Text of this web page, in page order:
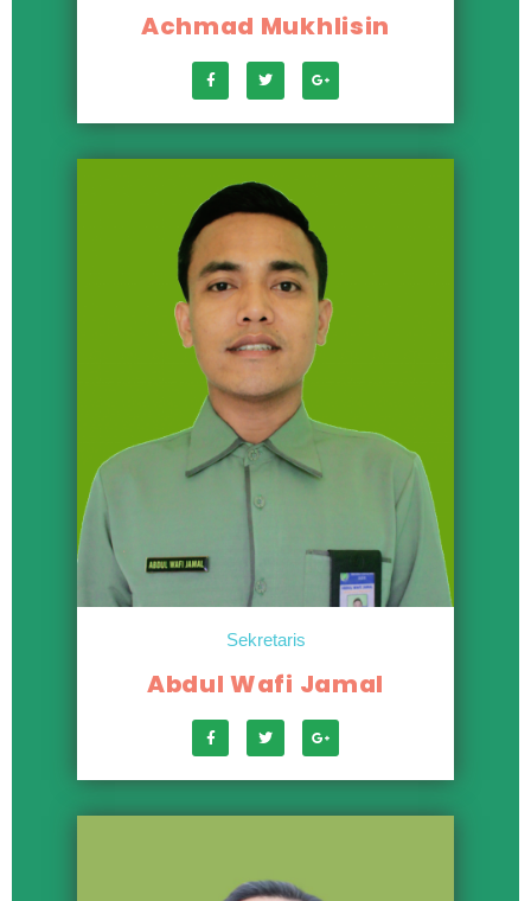
Achmad Mukhlisin
Sekretaris
Abdul Wafi Jamal